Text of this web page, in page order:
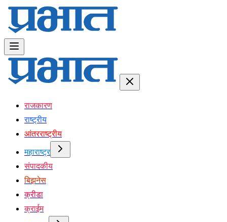
राजकारण
राष्ट्रीय
आंतरराष्ट्रीय
महाराष्ट्र
संपादकीय
बिझनेस
क्रीडा
क्राईम